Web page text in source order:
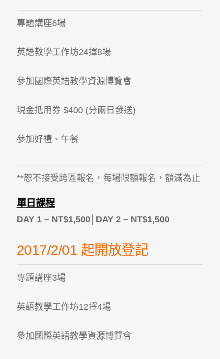
專題講座6場
英語教學工作坊24擇8場
參加國際英語教學資源博覽會
現金抵用券 $400 (分兩日發送)
參加好禮、午餐
**恕不接受跨區報名，每場限額報名，額滿為止
單日課程
DAY 1 – NT$1,500│DAY 2 – NT$1,500
2017/2/01 起開放登記
專題講座3場
英語教學工作坊12擇4場
參加國際英語教學資源博覽會